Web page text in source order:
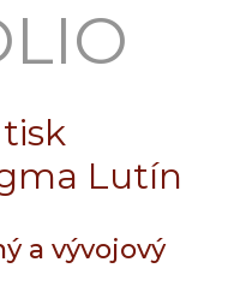
Lutín
a vývojový